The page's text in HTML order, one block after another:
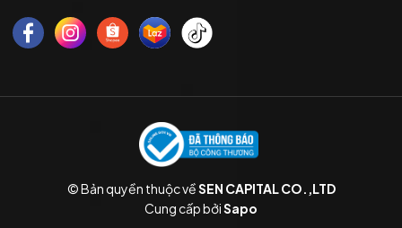
© Bản quyền thuộc vềSEN CAPITAL CO.,LTD
Cung cấp bởiSapo